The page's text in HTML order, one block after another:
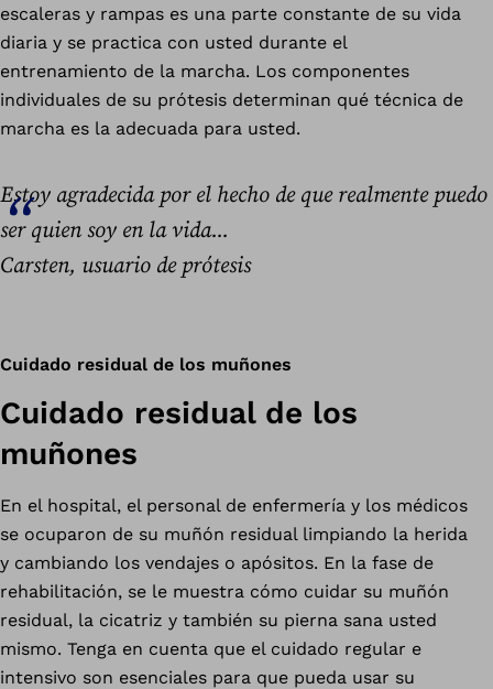
escaleras y rampas es una parte constante de su vida
diaria y se practica con usted durante el
entrenamiento de la marcha. Los componentes
individuales de su prótesis determinan qué técnica de
marcha es la adecuada para usted.
Estoy agradecida por el hecho de que realmente puedo
ser quien soy en la vida...
Carsten, usuario de prótesis
Cuidado residual de los muñones
Cuidado residual de los
muñones
En el hospital, el personal de enfermería y los médicos
se ocuparon de su muñón residual limpiando la herida
y cambiando los vendajes o apósitos. En la fase de
rehabilitación, se le muestra cómo cuidar su muñón
residual, la cicatriz y también su pierna sana usted
mismo. Tenga en cuenta que el cuidado regular e
intensivo son esenciales para que pueda usar su